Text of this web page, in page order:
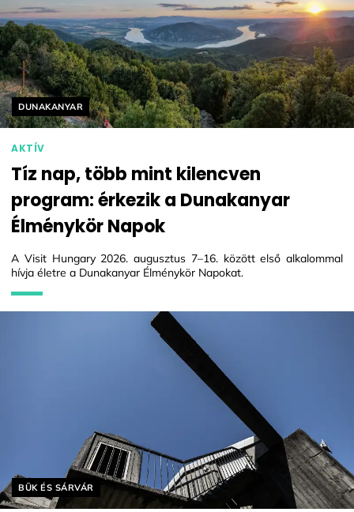
Helyszín címkék:
DUNAKANYAR
AKTÍV
Tíz nap, több mint kilencven
program: érkezik a Dunakanyar
Élménykör Napok
A Visit Hungary 2026. augusztus 7–16. között első alkalommal
hívja életre a Dunakanyar Élménykör Napokat.
Helyszín címkék:
BÜK ÉS SÁRVÁR